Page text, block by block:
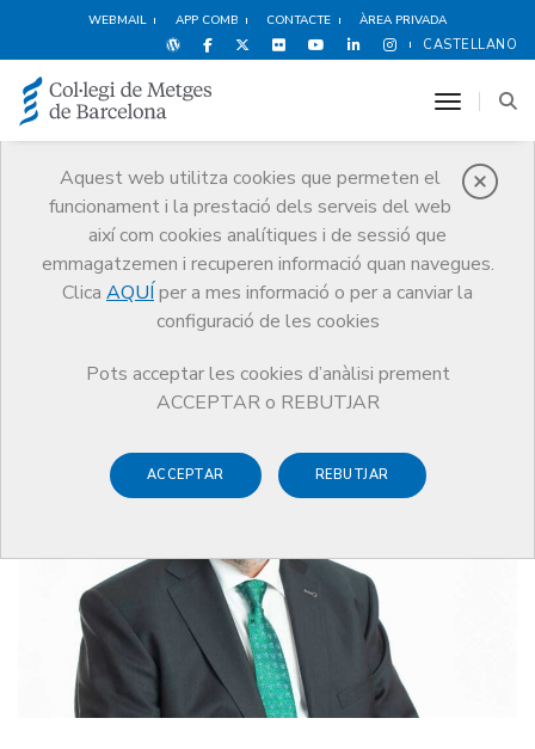
WEBMAIL APP COMB CONTACTE ÀREA PRIVADA
CASTELLANO
Aquest web utilitza cookies que permeten el
funcionament i la prestació dels serveis del web
així com cookies analítiques i de sessió que
emmagatzemen i recuperen informació quan navegues.
Clica AQUÍ per a mes informació o per a canviar la
configuració de les cookies
Pots acceptar les cookies d’anàlisi prement
ACCEPTAR o REBUTJAR
ACCEPTAR REBUTJAR
toggle
Obituaris
Obituaris Ramon Cunillera i Grañó